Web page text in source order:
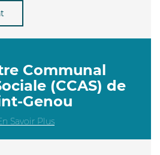
Communal
(CCAS) de
Genou
Savoir Plus